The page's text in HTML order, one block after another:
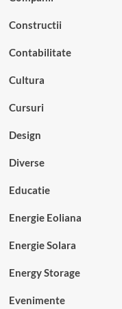
Constructii
Contabilitate
Cultura
Cursuri
Design
Diverse
Educatie
Energie Eoliana
Energie Solara
Energy Storage
Evenimente